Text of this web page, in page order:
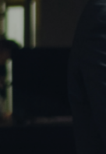
Skip
content